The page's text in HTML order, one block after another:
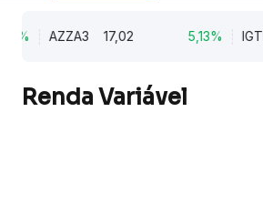
AZZA3 17,02 5,13%
Renda Variável